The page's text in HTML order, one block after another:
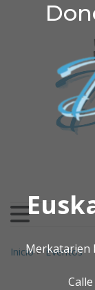
Merkatarien
Ir al contenido
Buscar:
Inicio>Eventos